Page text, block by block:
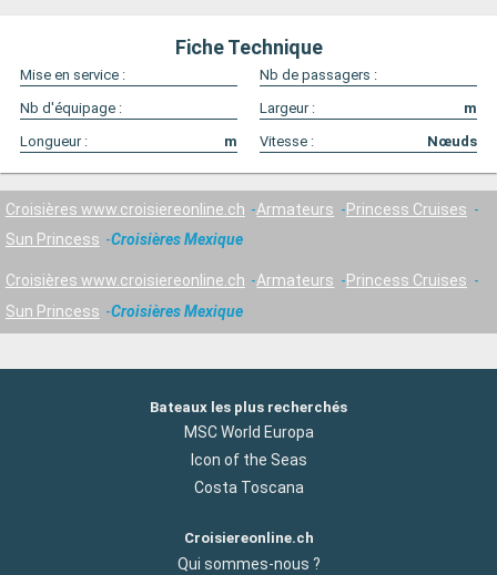
Fiche Technique
Mise en service :
Nb de passagers :
Nb d'équipage :
Largeur :
m
Longueur :
m Vitesse : Nœuds
Croisières www.croisiereonline.ch Armateurs
Princess Cruises
Sun Princess
Croisières Mexique
Croisières www.croisiereonline.ch Armateurs
Princess Cruises
Sun Princess
Croisières Mexique
Bateaux les plus recherchés
MSC World Europa
Icon of the Seas
Costa Toscana
Croisiereonline.ch
Qui sommes-nous ?